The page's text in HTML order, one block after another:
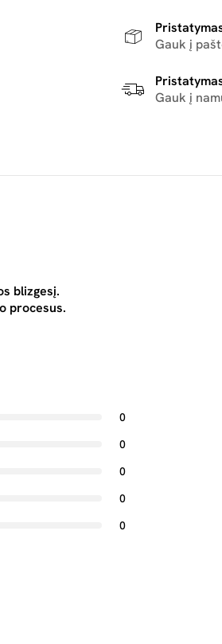
Gauk į
Gauk į
blizgesį.
procesus.
0
0
0
0
0